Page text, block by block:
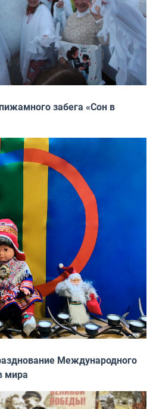
забега «Сон в
Международного
мира